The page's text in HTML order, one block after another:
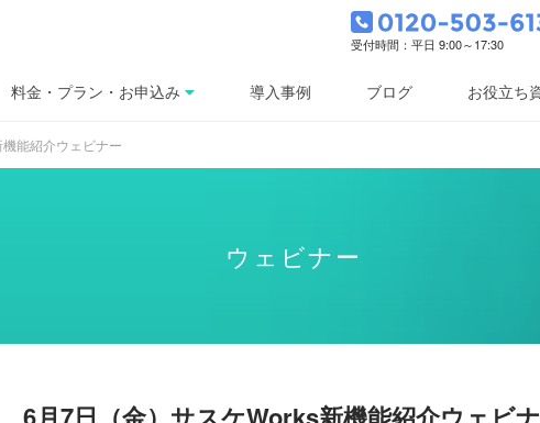
受付時間：平日 9:00～17:30
料金・プラン・お申込み 導入事例 ブログ お役立ち
能紹介ウェビナー
ウェビナー